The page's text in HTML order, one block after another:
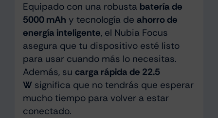
Equipado con una robusta batería de
5000 mAh y tecnología de ahorro de
energía inteligente, el Nubia Focus
asegura que tu dispositivo esté listo
para usar cuando más lo necesitas.
Además, su carga rápida de 22.5
Wsignifica que no tendrás que esperar
mucho tiempo para volver a estar
conectado.